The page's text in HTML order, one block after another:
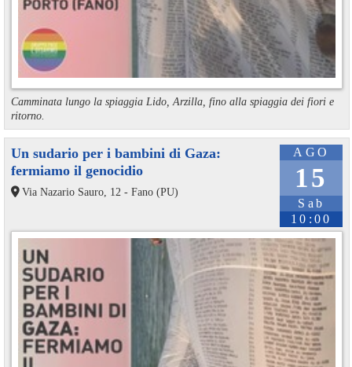
Camminata lungo la spiaggia Lido, Arzilla, fino alla spiaggia dei fiori e
ritorno.
AGO
15
Sab
10:00
Un sudario per i bambini di Gaza:
fermiamo il genocidio
Via Nazario Sauro, 12 - Fano (PU)